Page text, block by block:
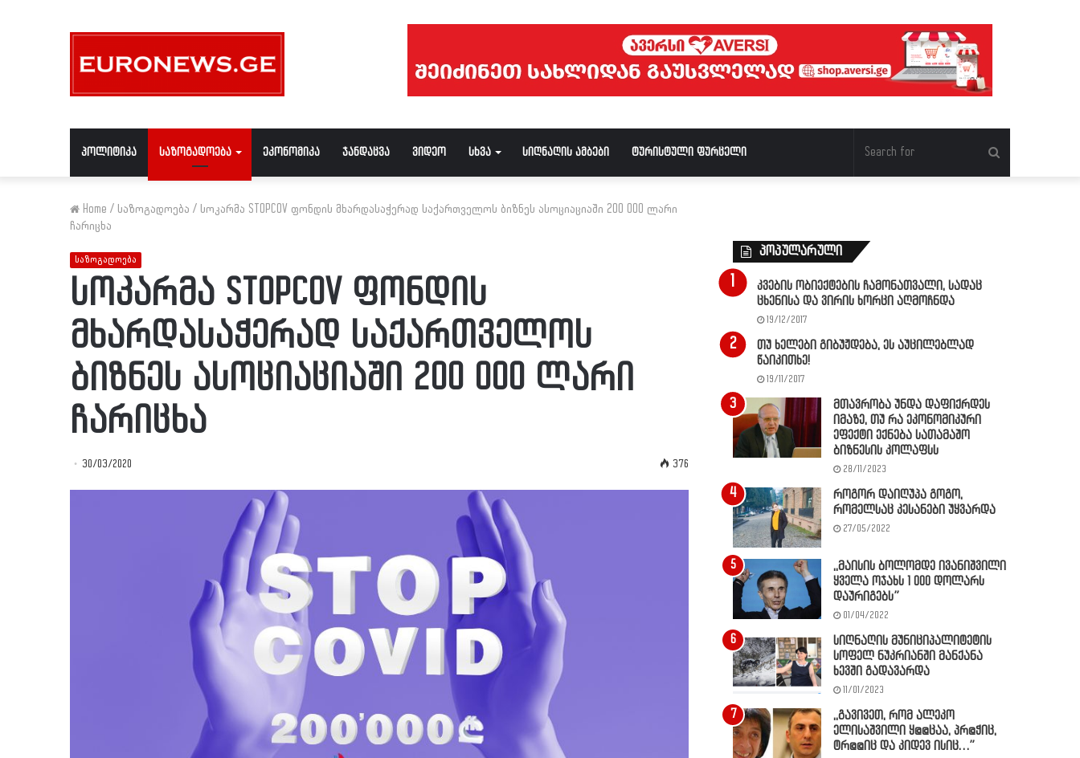
პოლიტიკა საზოგადოება ეკონომიკა ჯანდაცვა ვიდეო სხვა სიღნაღის ამბები ტურისტული ფურცელი
Home / საზოგადოება / სოკარმა STOPCOV ფონდის მხარდასაჭერად საქართველოს ბიზნეს ასოციაციაში 200 000 ლარი
ჩარიცხა
საზოგადოება
სოკარმა STOPCOV ფონდის
მხარდასაჭერად საქართველოს
ბიზნეს ასოციაციაში 200 000 ლარი
ჩარიცხა
30/03/2020 376
პოპულარული
კვების ობიექტების ჩამონათვალი, სადაც
ცხენისა და ვირის ხორცი აღმოჩნდა
19/12/2017
თუ ხელები გიბუჟდება, ეს აუცილებლად
წაიკითხე!
19/11/2017
მთავრობა უნდა დაფიქრდეს
იმაზე, თუ რა ეკონომიკური
ეფექტი ექნება სათამაშო
ბიზნესის კოლაფსს
28/11/2023
როგორ დაიღუპა გოგო,
რომელსაც კესანები უყვარდა
27/05/2022
,,მაისის ბოლომდე ივანიშვილი
ყველა ოჯახს 1 000 დოლარს
დაურიგებს”
01/04/2022
სიღნაღის მუნიციპალიტეტის
სოფელ ნუკრიანში მანქანა
ხევში გადავარდა
11/01/2023
,,გავივეთ, რომ ალეკო
ელისაშვილი ყ@@ცაა, პრ@ჭიც,
ტრ@@იც და კიდევ ისიც…”